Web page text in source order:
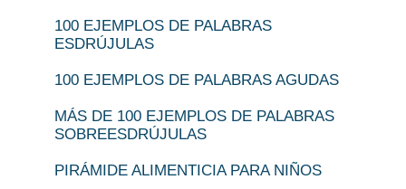
100 EJEMPLOS DE PALABRAS
ESDRÚJULAS
100 EJEMPLOS DE PALABRAS AGUDAS
MÁS DE 100 EJEMPLOS DE PALABRAS
SOBREESDRÚJULAS
PIRÁMIDE ALIMENTICIA PARA NIÑOS